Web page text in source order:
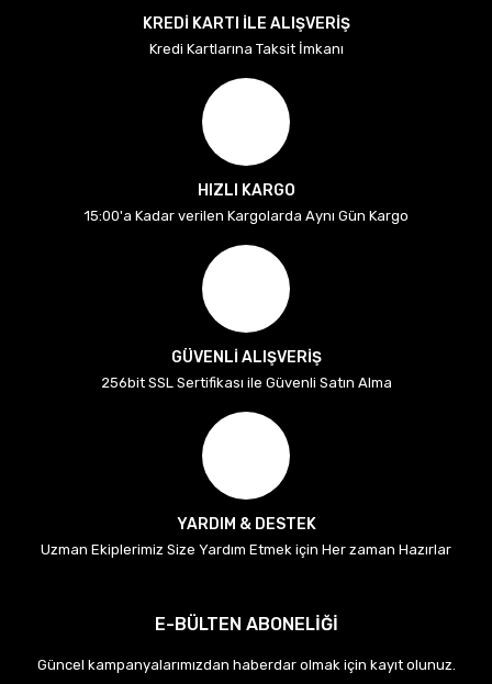
KREDİ KARTI İLE ALIŞVERİŞ
Kredi Kartlarına Taksit İmkanı
HIZLI KARGO
15:00'a Kadar verilen Kargolarda Aynı Gün Kargo
GÜVENLİ ALIŞVERİŞ
256bit SSL Sertifikası ile Güvenli Satın Alma
YARDIM & DESTEK
Uzman Ekiplerimiz Size Yardım Etmek için Her zaman Hazırlar
E-BÜLTEN ABONELİĞİ
Güncel kampanyalarımızdan haberdar olmak için kayıt olunuz.